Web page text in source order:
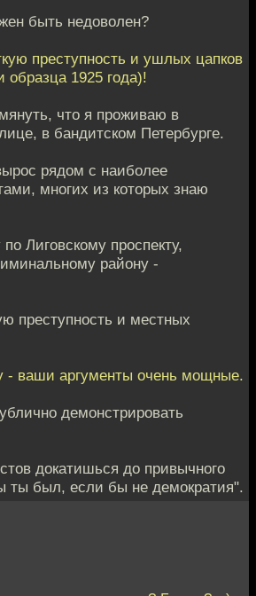
быть недоволен?
преступность и ушлых цапков
образца 1925 года)!
что я проживаю в
в бандитском Петербурге.
рядом с наиболее
многих из которых знаю
Лиговскому проспекту,
району -
преступность и местных
- ваши аргументы очень мощные.
демонстрировать
докатишься до привычного
ты был, если бы не демократия".